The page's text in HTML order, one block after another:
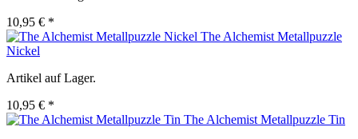
10,95 € *
The Alchemist Metallpuzzle
Nickel
Artikel auf Lager.
10,95 € *
The Alchemist Metallpuzzle Tin